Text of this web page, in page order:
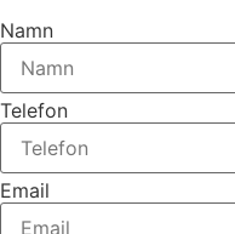
Namn
Telefon
Email